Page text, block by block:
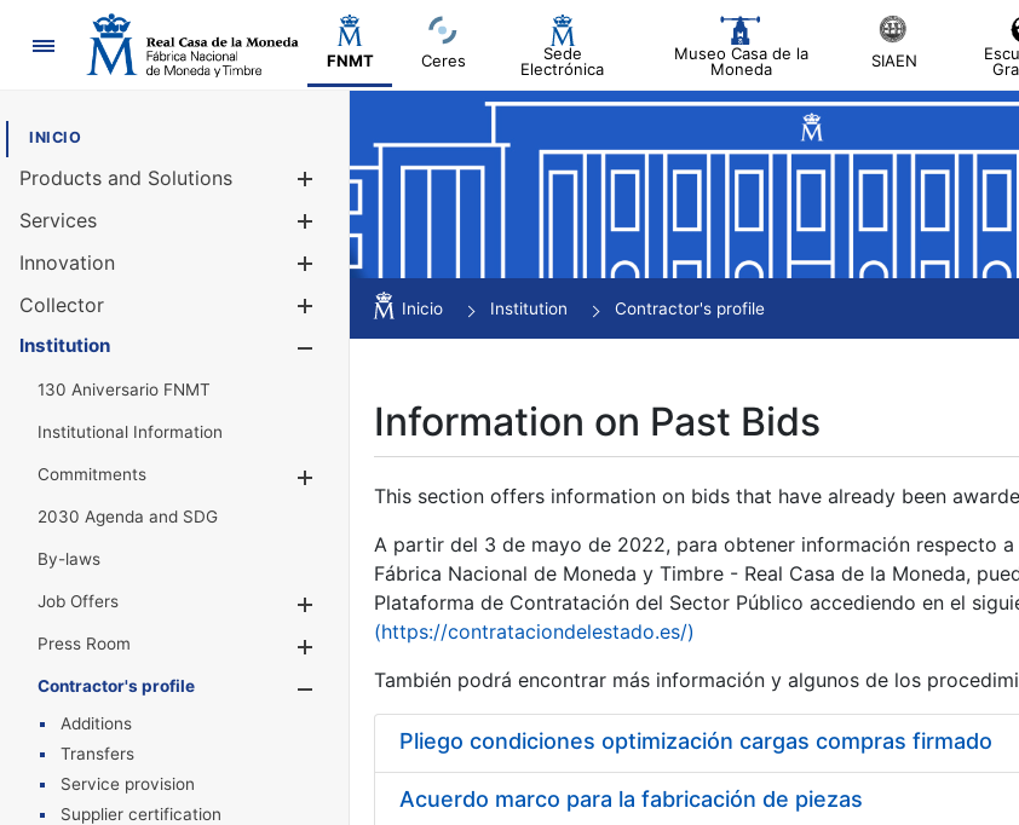
Navigation
FNMT Ceres
Sede
Electrónica
Museo Casa de la
Moneda
SIAEN
INICIO
Products and Solutions
Services
Innovation
Collector
Show/Hide
Institution
130 Aniversario FNMT
Institutional Information
Commitments
2030 Agenda and SDG
By-laws
Job Offers
Show/Hide
Press Room
Show/Hide
Contractor's profile
Show/Hide
Additions
Transfers
Service provision
Supplier certification
Inicio Institution Contractor's profile
Information on Past Bids
This section offers information on bids that have already been
A partir del 3 de mayo de 2022, para obtener información respecto a
Fábrica Nacional de Moneda y Timbre - Real Casa de la Moneda,
Plataforma de Contratación del Sector Público accediendo en el
(https://contrataciondelestado.es/)
También podrá encontrar más información y algunos de los
Pliego condiciones optimización cargas compras firmado
Acuerdo marco para la fabricación de piezas